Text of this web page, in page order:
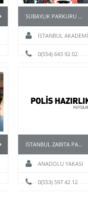
SUBAYLIK PARKURU -JANDARMA ASTSUBAY-MSÜ FİZİKİ YETERLİLİK PARKURU
İSTANBUL AKADEMİ
0(554) 643 92 02
İSTANBUL ZABITA PARKUR HAZIRLIK KURSU
ANADOLU YAKASI
0(553) 597 42 12